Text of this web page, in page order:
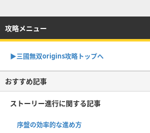
攻略メニュー
▶︎三國無双origins攻略トップへ
おすすめ記事
ストーリー進行に関する記事
序盤の効率的な進め方